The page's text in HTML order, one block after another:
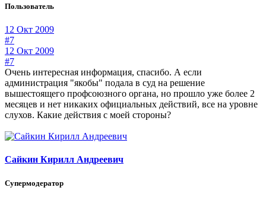
Пользователь
12 Окт 2009
#7
12 Окт 2009
#7
Очень интересная информация, спасибо. А если
администрация "якобы" подала в суд на решение
вышестоящего профсоюзного органа, но прошло уже более 2
месяцев и нет никаких официальных действий, все на уровне
слухов. Какие действия с моей стороны?
Сайкин Кирилл Андреевич
Супермодератор